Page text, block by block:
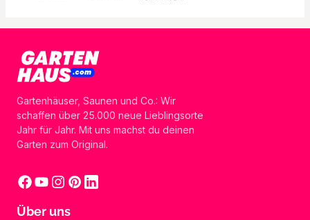
Gartenhäuser, Saunen und Co.: Wir
schaffen über 25.000 neue Lieblingsorte
Jahr für Jahr. Mit uns machst du deinen
Garten zum Original.
Über uns